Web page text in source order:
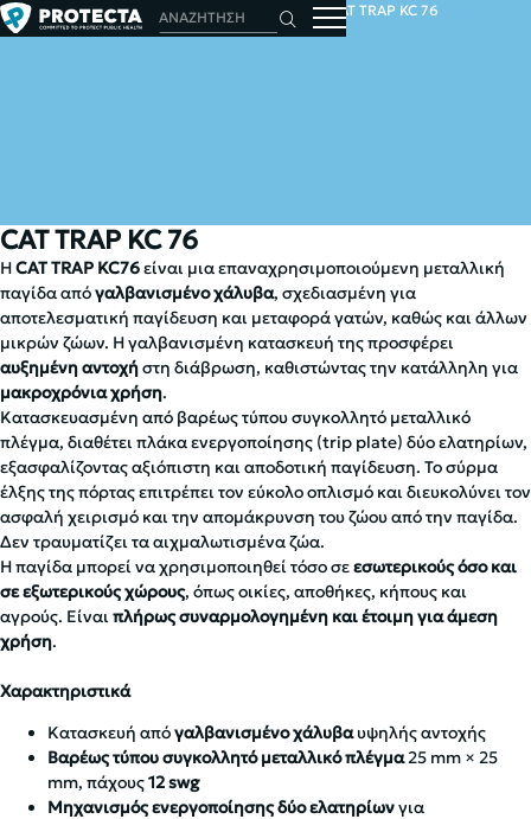
ΑΡΧΙΚΗ ΖΩΑ ΠΑΓΙΔΕΣ ΖΩΩΝ CAT TRAP KC 76
CAT TRAP KC 76
ΗCATTRAP KC76είναι μια επαναχρησιμοποιούμενη μεταλλική
παγίδα απόγαλβανισμένο χάλυβα, σχεδιασμένη για
αποτελεσματική παγίδευση και μεταφορά γατών, καθώς και άλλων
μικρών ζώων. Η γαλβανισμένη κατασκευή της προσφέρει
αυξημένη αντοχήστη διάβρωση, καθιστώντας την κατάλληλη για
μακροχρόνια χρήση.
Κατασκευασμένη από βαρέως τύπου συγκολλητό μεταλλικό
πλέγμα, διαθέτει πλάκα ενεργοποίησης (trip plate) δύο ελατηρίων,
εξασφαλίζοντας αξιόπιστη και αποδοτική παγίδευση. Το σύρμα
έλξης της πόρτας επιτρέπει τον εύκολο οπλισμό και διευκολύνει τον
ασφαλή χειρισμό και την απομάκρυνση του ζώου από την παγίδα.
Δεν τραυματίζει τα αιχμαλωτισμένα ζώα.
Η παγίδα μπορεί να χρησιμοποιηθεί τόσο σεεσωτερικούς όσο και
σε εξωτερικούς χώρους, όπως οικίες, αποθήκες, κήπους και
αγρούς. Είναιπλήρως συναρμολογημένη και έτοιμη για άμεση
χρήση.
Χαρακτηριστικά
Κατασκευή απόγαλβανισμένο χάλυβαυψηλής αντοχής
Βαρέως τύπου συγκολλητό μεταλλικό πλέγμα25 mm × 25
mm, πάχους12swg
Μηχανισμός ενεργοποίησης δύο ελατηρίωνγια